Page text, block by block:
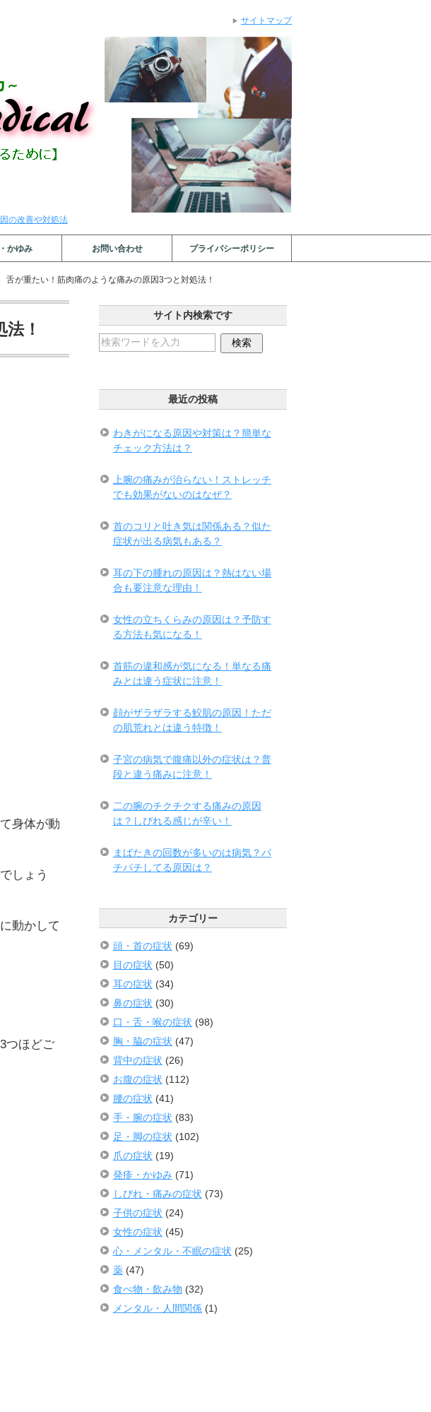
の改善や対処法
かゆみ お問い合わせ プライバシーポリシー
舌が重たい！筋肉痛のような痛みの原因3つと対処法！
！
身体が動
しょう
動かして
つほどご
サイト内検索です
最近の投稿
わきがになる原因や対策は？簡単な
チェック方法は？
上腕の痛みが治らない！ストレッチ
でも効果がないのはなぜ？
首のコリと吐き気は関係ある？似た
症状が出る病気もある？
耳の下の腫れの原因は？熱はない場
合も要注意な理由！
女性の立ちくらみの原因は？予防す
る方法も気になる！
首筋の違和感が気になる！単なる痛
みとは違う症状に注意！
顔がザラザラする鮫肌の原因！ただ
の肌荒れとは違う特徴！
子宮の病気で腹痛以外の症状は？普
段と違う痛みに注意！
二の腕のチクチクする痛みの原因
は？しびれる感じが辛い！
まばたきの回数が多いのは病気？パ
チパチしてる原因は？
カテゴリー
頭・首の症状 (69)
目の症状 (50)
耳の症状 (34)
鼻の症状 (30)
口・舌・喉の症状 (98)
胸・脇の症状 (47)
背中の症状 (26)
お腹の症状 (112)
腰の症状 (41)
手・腕の症状 (83)
足・脚の症状 (102)
爪の症状 (19)
発疹・かゆみ (71)
しびれ・痛みの症状 (73)
子供の症状 (24)
女性の症状 (45)
心・メンタル・不眠の症状 (25)
薬(47)
食べ物・飲み物 (32)
メンタル・人間関係(1)
サイトマップ